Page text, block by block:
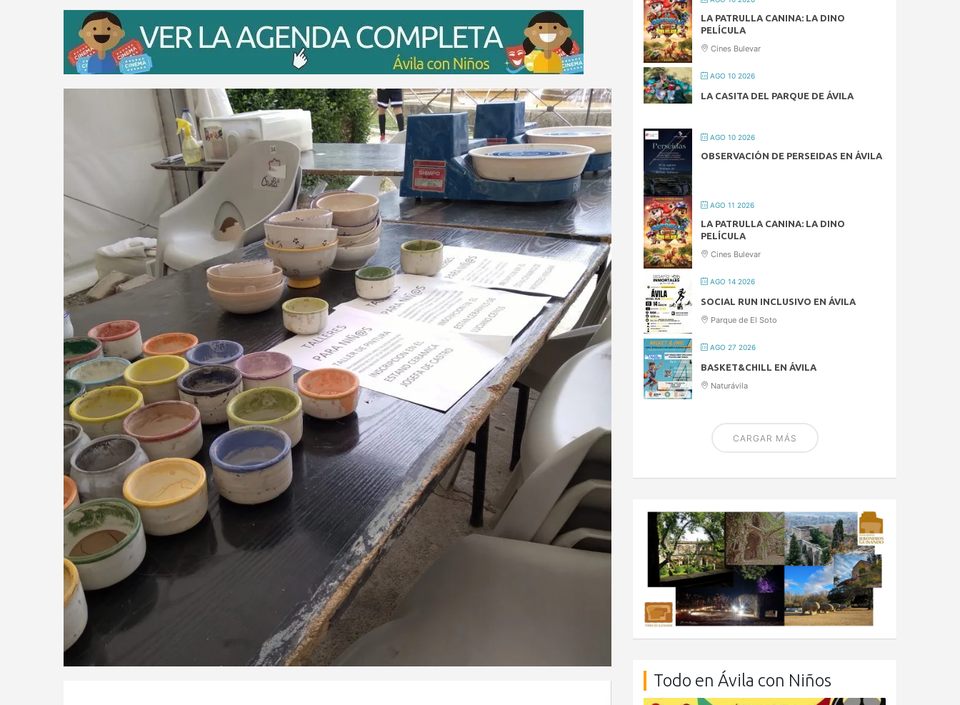
LA PATRULLA CANINA: LA DINO
PELÍCULA
Cines Bulevar
AGO 10 2026
LA CASITA DEL PARQUE DE ÁVILA
AGO 10 2026
OBSERVACIÓN DE PERSEIDAS EN ÁVILA
AGO 11 2026
LA PATRULLA CANINA: LA DINO
PELÍCULA
Cines Bulevar
AGO 14 2026
SOCIAL RUN INCLUSIVO EN ÁVILA
Parque de El Soto
AGO 27 2026
BASKET&CHILL EN ÁVILA
Naturávila
CARGAR MÁS
Todo en Ávila con Niños